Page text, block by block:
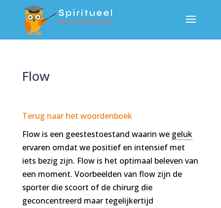
Flow
Terug naar het woordenboek
Flow is een geestestoestand waarin we geluk
ervaren omdat we positief en intensief met
iets bezig zijn. Flow is het optimaal beleven van
een moment. Voorbeelden van flow zijn de
sporter die scoort of de chirurg die
geconcentreerd maar tegelijkertijd